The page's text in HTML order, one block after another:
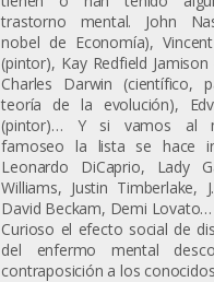
trastorno mental. John
nobel de Economía),
(pintor), Kay Redfield Jamison
Charles Darwin (científico,
teoría de la evolución),
(pintor)… Y si vamos al
famoseo la lista se hace
Leonardo DiCaprio, Lady
Williams, Justin Timberlake,
David Beckam, Demi Lovato…
Curioso el efecto social de
del enfermo mental
contraposición a los